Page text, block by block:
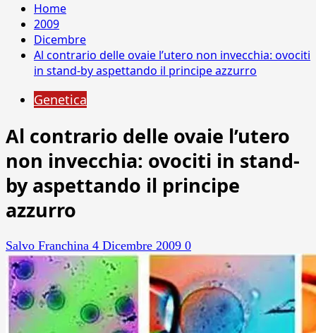
Home
2009
Dicembre
Al contrario delle ovaie l’utero non invecchia: ovociti
in stand-by aspettando il principe azzurro
Genetica
Al contrario delle ovaie l’utero
non invecchia: ovociti in stand-
by aspettando il principe
azzurro
Salvo Franchina 4 Dicembre 2009 0